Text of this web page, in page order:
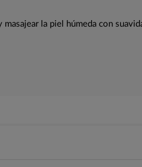
la piel húmeda con